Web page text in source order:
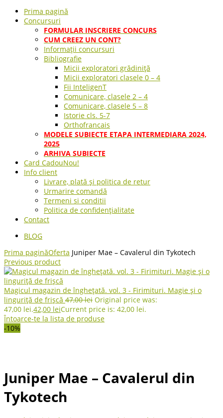
Prima pagină
Concursuri
FORMULAR INSCRIERE CONCURS
CUM CREEZ UN CONT?
Informații concursuri
Bibliografie
Micii exploratori grădiniță
Micii exploratori clasele 0 – 4
Fii InteligenT
Comunicare, clasele 2 – 4
Comunicare, clasele 5 – 8
Istorie cls. 5-7
Orthofrancais
MODELE SUBIECTE ETAPA INTERMEDIARA 2024,
2025
ARHIVA SUBIECTE
Card CadouNou!
Info client
Livrare, plată și politica de retur
Urmarire comandă
Termeni si conditii
Politica de confidențialitate
Contact
BLOG
Prima paginăOferta Juniper Mae – Cavalerul din Tykotech
Previous product
Magicul magazin de înghețată. vol. 3 - Firimituri. Magie și o
linguriță de frișcă 47,00lei Original price was:
47,00 lei.42,00 leiCurrent price is: 42,00 lei.
Întoarce-te la lista de produse
-10%
Juniper Mae – Cavalerul din
Tykotech